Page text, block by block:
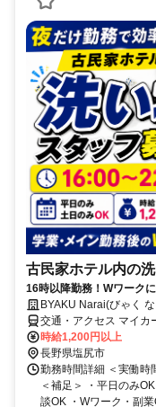
古民家ホテル内の
16時以降勤務！Wワーク
BYAKU Narai(びゃく
交通・アクセス マイカ
井駅」より徒歩5分
時給1,200円以上
長野県塩尻市
勤務時間詳細 ＜実働時
＜補足＞ ・平日のみ
談OK ・Wワーク・副